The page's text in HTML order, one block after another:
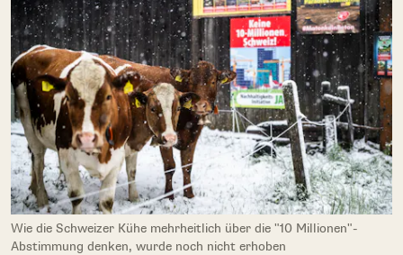
Wie die Schweizer Kühe mehrheitlich über die "10 Millionen"-
Abstimmung denken, wurde noch nicht erhoben